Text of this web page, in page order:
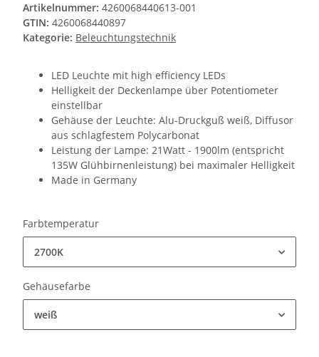
Artikelnummer: 4260068440613-001
GTIN: 4260068440897
Kategorie: Beleuchtungstechnik
LED Leuchte mit high efficiency LEDs
Helligkeit der Deckenlampe über Potentiometer
einstellbar
Gehäuse der Leuchte: Alu-Druckguß weiß, Diffusor
aus schlagfestem Polycarbonat
Leistung der Lampe: 21Watt - 1900lm (entspricht
135W Glühbirnenleistung) bei maximaler Helligkeit
Made in Germany
Farbtemperatur
2700K
Gehäusefarbe
weiß